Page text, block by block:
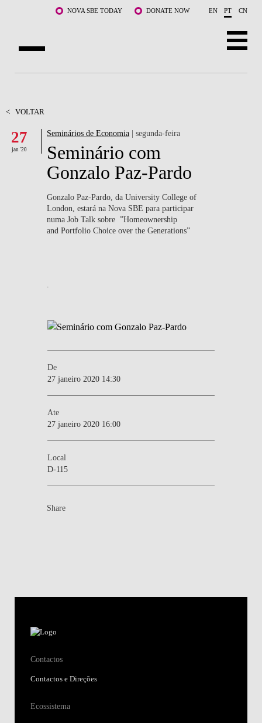
Saltar para o conteúdo principalNOVA SBE TODAY DONATE NOW EN PT CN
DOCENTES E INVESTIGAÇÃO
COMUNIDADE
WHAT'S HAPPENING
< VOLTAR
27
jan '20
Seminários de Economia | segunda-feira
Seminário com
Gonzalo Paz-Pardo
Gonzalo Paz-Pardo, da University College of
London, estará na Nova SBE para participar
numa Job Talk sobre ”Homeownership
and Portfolio Choice over the Generations”
De
27 janeiro 2020 14:30
Ate
27 janeiro 2020 16:00
Local
D-115
Share
Contactos
Contactos e Direções
Ecossistema